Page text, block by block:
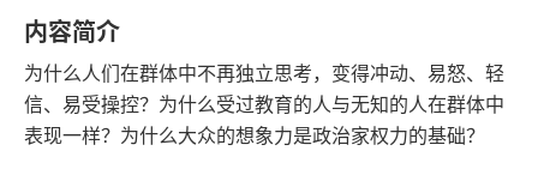
内容简介
为什么人们在群体中不再独立思考，变得冲动、易怒、轻
信、易受操控？为什么受过教育的人与无知的人在群体中
表现一样？为什么大众的想象力是政治家权力的基础？